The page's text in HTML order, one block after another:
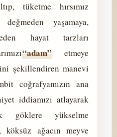
tüketme hırsımız
yaşamaya,
hayat tarzları
“adam” etmeye
şekillendiren manevi
coğrafyamızın ana
iddiamızı atlayarak
göklere yükselme
köksüz ağacın meyve